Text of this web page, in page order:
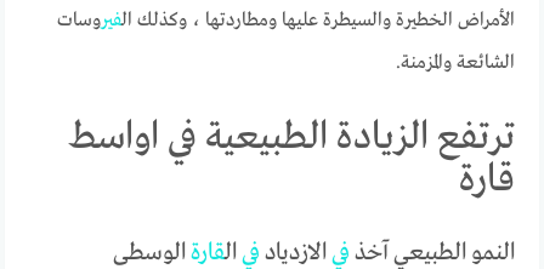
الأمراض الخطيرة والسيطرة عليها ومطاردتها ، وكذلك الفيروسات
الشائعة والمزمنة.
ترتفع الزيادة الطبيعية في اواسط
قارة
النمو الطبيعي آخذ في الازدياد في القارة الوسطى